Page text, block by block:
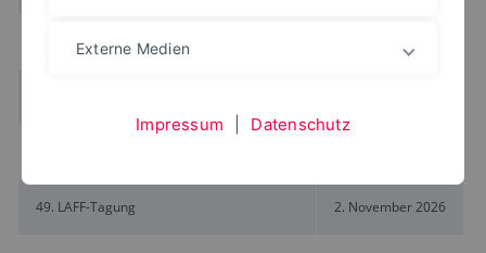
21. LMR-Tagung ( Programm
49. LAFF-Tagung 2. November 2026
Externe Medien
Impressum Datenschutz